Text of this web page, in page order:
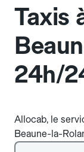
Taxis
24h/
Allocab, le
Beaune-la-